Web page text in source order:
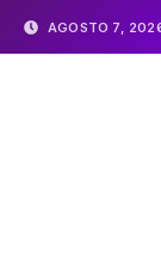
AGOSTO 7,